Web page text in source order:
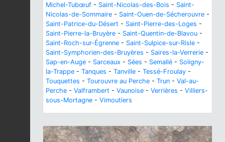
Michel-Tubœuf - Saint-Nicolas-des-Bois - Saint-
Nicolas-de-Sommaire - Saint-Ouen-de-Sécherouvre -
Saint-Patrice-du-Désert - Saint-Pierre-des-Loges -
Saint-Pierre-la-Bruyère - Saint-Quentin-de-Blavou -
Saint-Roch-sur-Égrenne - Saint-Sulpice-sur-Risle -
Saint-Symphorien-des-Bruyères - Saires-la-Verrerie -
Sap-en-Auge - Sarceaux - Sées - Semallé - Soligny-
la-Trappe - Tanques - Tanville - Tessé-Froulay -
Touquettes - Tourouvre au Perche - Trun - Val-au-
Perche - Valframbert - Vaunoise - Verrières - Villiers-
sous-Mortagne - Vimoutiers